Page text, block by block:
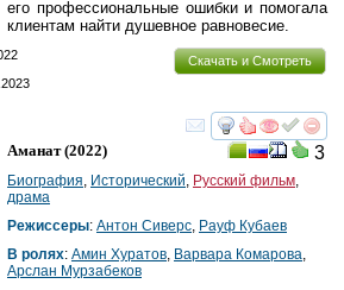
его профессиональные ошибки и помогала
клиентам найти душевное равновесие.
Скачать и Смотреть
смотреть
3
Аманат(2022)
Биография, Исторический, Русский фильм,
драма
Режиссеры: Антон Сиверс, Рауф Кубаев
В ролях: Амин Хуратов, Варвара Комарова,
Арслан Мурзабеков